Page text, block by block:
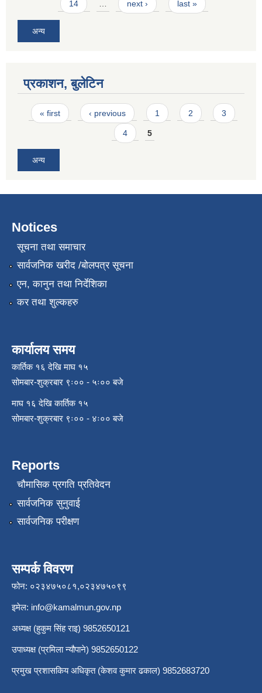
14 … next › last »
अन्य
प्रकाशन, बुलेटिन
Pages
« first ‹ previous 1 2 3
4 5
अन्य
Notices
सूचना तथा समाचार
सार्वजनिक खरीद /बोलपत्र सूचना
एन, कानुन तथा निर्देशिका
कर तथा शुल्कहरु
कार्यालय समय
कार्तिक १६ देखि माघ १५
सोमबार-शुक्रबार ९ः०० - ५ः०० बजे
माघ १६ देखि कार्तिक १५
सोमबार-शुक्रबार ९ः०० - ४ः०० बजे
Reports
चौमासिक प्रगति प्रतिवेदन
सार्वजनिक सुनुवाई
सार्वजनिक परीक्षण
सम्पर्क विवरण
फोन: ०२३४७५०८१,०२३४७५०९९
इमेल: info@kamalmun.gov.np
अध्यक्ष (हुकुम सिंह राइ) 9852650121
उपाध्यक्ष (प्रमिला न्यौपाने) 9852650122
प्रमुख प्रशासकिय अधिकृत (केशव कुमार ढकाल) 9852683720